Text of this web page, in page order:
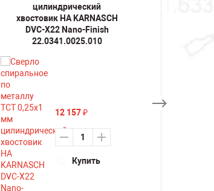
цилиндрический
хвостовик HA KARNASCH
DVC-X22 Nano-Finish
22.0341.0025.010
12 157 ₽
Купить